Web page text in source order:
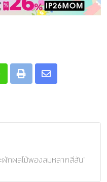
Print
Share
กผลไม้พองลมหลากสีสัน”